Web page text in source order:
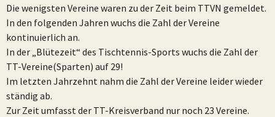
Die wenigsten Vereine waren zu der Zeit beim TTVN gemeldet.
In den folgenden Jahren wuchs die Zahl der Vereine
kontinuierlich an.
In der „Blütezeit“ des Tischtennis-Sports wuchs die Zahl der
TT-Vereine(Sparten) auf 29!
Im letzten Jahrzehnt nahm die Zahl der Vereine leider wieder
ständig ab.
Zur Zeit umfasst der TT-Kreisverband nur noch 23 Vereine.